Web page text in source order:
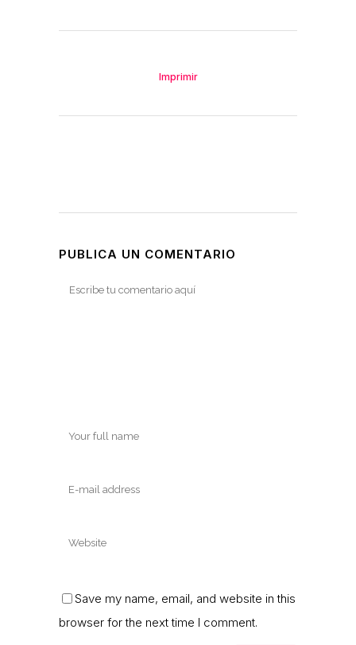
Imprimir
PUBLICA UN COMENTARIO
Save my name, email, and website in this
browser for the next time I comment.